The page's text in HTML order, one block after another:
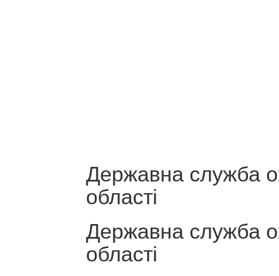
Державна служба
області
Державна служба
області